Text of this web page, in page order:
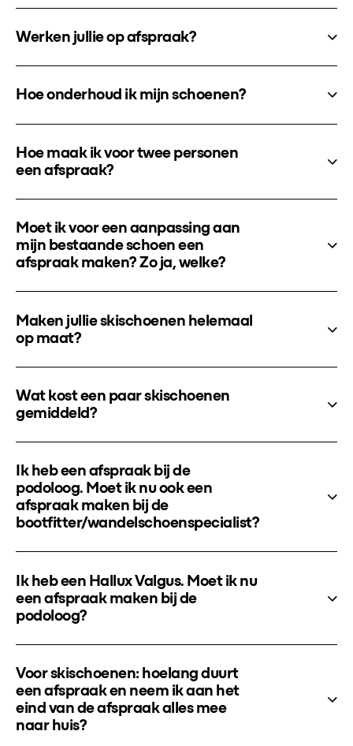
Werken jullie op afspraak?
Hoe onderhoud ik mijn schoenen?
Hoe maak ik voor twee personen
een afspraak?
Moet ik voor een aanpassing aan
mijn bestaande schoen een
afspraak maken? Zo ja, welke?
Maken jullie skischoenen helemaal
op maat?
Wat kost een paar skischoenen
gemiddeld?
Ik heb een afspraak bij de
podoloog. Moet ik nu ook een
afspraak maken bij de
bootfitter/wandelschoenspecialist?
Ik heb een Hallux Valgus. Moet ik nu
een afspraak maken bij de
podoloog?
Voor skischoenen: hoelang duurt
een afspraak en neem ik aan het
eind van de afspraak alles mee
naar huis?